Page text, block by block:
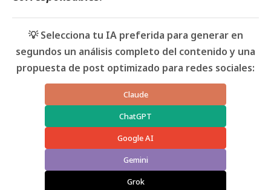
💡 Selecciona tu IA preferida para generar en
segundos un análisis completo del contenido y una
propuesta de post optimizado para redes sociales:
Claude
ChatGPT
Google AI
Gemini
Grok